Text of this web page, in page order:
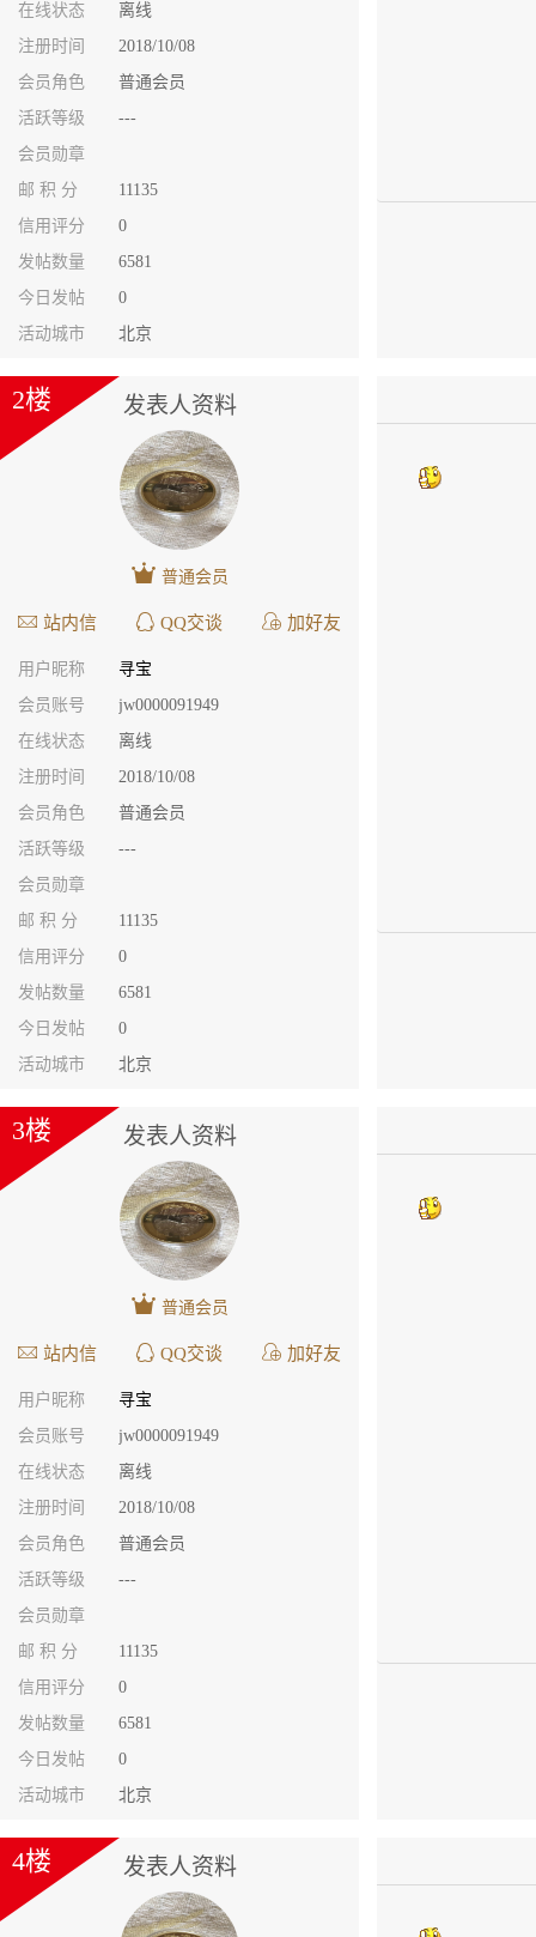
在线状态
离线
注册时间
2018/10/08
会员角色
普通会员
活跃等级
---
会员勋章
邮 积 分
11135
信用评分
0
发帖数量
6581
今日发帖
0
活动城市
北京
发表人资料
2楼
普通会员
站内信 QQ交谈 加好友
用户昵称
寻宝
会员账号
jw0000091949
在线状态
离线
注册时间
2018/10/08
会员角色
普通会员
活跃等级
---
会员勋章
邮 积 分
11135
信用评分
0
发帖数量
6581
今日发帖
0
活动城市
北京
发表人资料
3楼
普通会员
站内信 QQ交谈 加好友
用户昵称
寻宝
会员账号
jw0000091949
在线状态
离线
注册时间
2018/10/08
会员角色
普通会员
活跃等级
---
会员勋章
邮 积 分
11135
信用评分
0
发帖数量
6581
今日发帖
0
活动城市
北京
发表人资料
4楼